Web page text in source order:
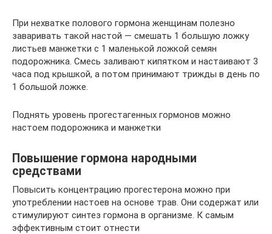
При нехватке полового гормона женщинам полезно
заваривать такой настой — смешать 1 большую ложку
листьев манжетки с 1 маленькой ложкой семян
подорожника. Смесь заливают кипятком и настаивают 3
часа под крышкой, а потом принимают трижды в день по
1 большой ложке.
Поднять уровень прогестагенных гормонов можно
настоем подорожника и манжетки
Повышение гормона народными
средствами
Повысить концентрацию прогестерона можно при
употреблении настоев на основе трав. Они содержат или
стимулируют синтез гормона в организме. К самым
эффективным стоит отнести